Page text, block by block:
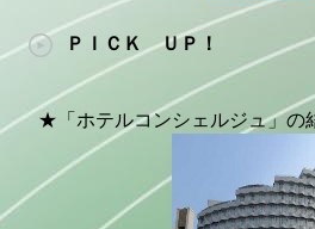
ＰＩＣＫ ＵＰ！
★「ホテルコンシェルジュ」の